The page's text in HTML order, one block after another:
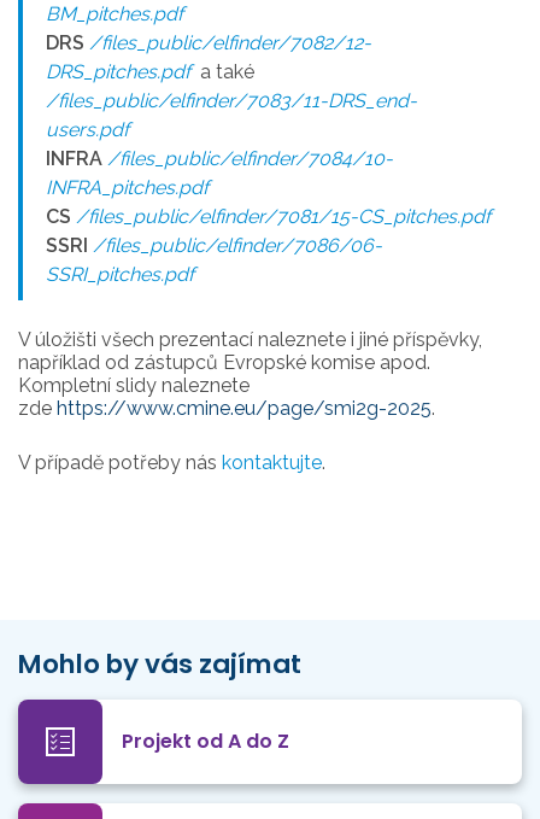
BM_pitches.pdf
DRS /files_public/elfinder/7082/12-
DRS_pitches.pdfa také
/files_public/elfinder/7083/11-DRS_end-
users.pdf
INFRA /files_public/elfinder/7084/10-
INFRA_pitches.pdf
CS /files_public/elfinder/7081/15-CS_pitches.pdf
SSRI /files_public/elfinder/7086/06-
SSRI_pitches.pdf
V úložišti všech prezentací naleznete i jiné příspěvky,
například od zástupců Evropské komise apod.
Kompletní slidy naleznete
zde https://www.cmine.eu/page/smi2g-2025.
V případě potřeby nás kontaktujte.
Mohlo by vás zajímat
Projekt od A do Z